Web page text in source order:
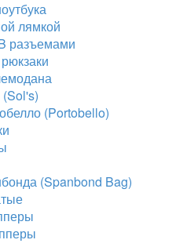
лямкой
разъемами
(Portobello)
(Spanbond Bag)